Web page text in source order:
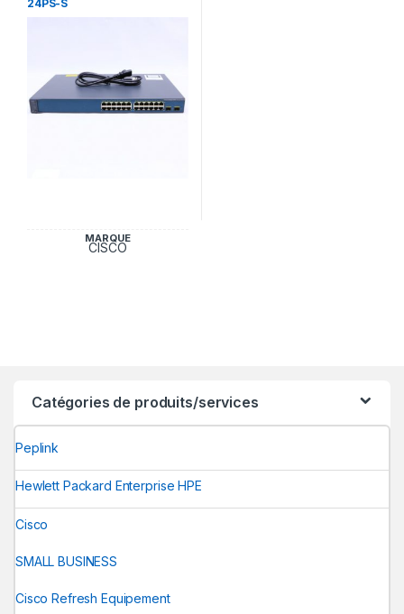
24PS-S
MARQUE
CISCO
Catégories de produits/services
Peplink
Hewlett Packard Enterprise HPE
Cisco
SMALL BUSINESS
Cisco Refresh Equipement